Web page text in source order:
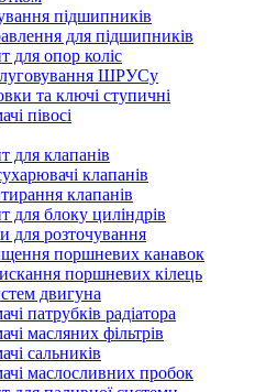
підшипників
для підшипників
для опор коліс
ШРУСу
та ключі ступичні
півосі
для клапанів
клапанів
клапанів
для блоку циліндрів
для розточування
поршневих канавок
поршневих кілець
двигуна
патрубків радіатора
масляних фільтрів
сальників
маслосливних пробок